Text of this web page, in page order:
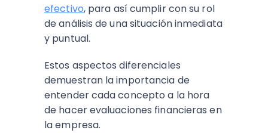
efectivo, para así cumplir con su rol
de análisis de una situación inmediata
y puntual.
Estos aspectos diferenciales
demuestran la importancia de
entender cada concepto a la hora
de hacer evaluaciones financieras en
la empresa.